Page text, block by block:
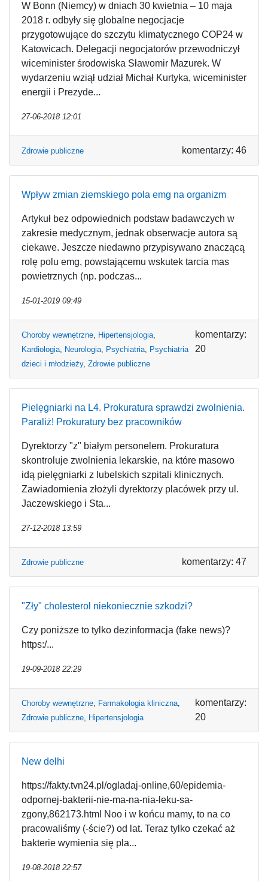
W Bonn (Niemcy) w dniach 30 kwietnia – 10 maja
2018 r. odbyły się globalne negocjacje
przygotowujące do szczytu klimatycznego COP24 w
Katowicach. Delegacji negocjatorów przewodniczył
wiceminister środowiska Sławomir Mazurek. W
wydarzeniu wziął udział Michał Kurtyka, wiceminister
energii i Prezyde...
27-06-2018 12:01
Zdrowie publiczne komentarzy: 46
Wpływ zmian ziemskiego pola emg na organizm
Artykuł bez odpowiednich podstaw badawczych w
zakresie medycznym, jednak obserwacje autora są
ciekawe. Jeszcze niedawno przypisywano znaczącą
rolę polu emg, powstającemu wskutek tarcia mas
powietrznych (np. podczas...
15-01-2019 09:49
Choroby wewnętrzne, Hipertensjologia,
Kardiologia, Neurologia, Psychiatria, Psychiatria
dzieci i młodzieży, Zdrowie publiczne
komentarzy:
20
Pielęgniarki na L4. Prokuratura sprawdzi zwolnienia.
Paraliż! Prokuratury bez pracowników
Dyrektorzy "z" białym personelem. Prokuratura
skontroluje zwolnienia lekarskie, na które masowo
idą pielęgniarki z lubelskich szpitali klinicznych.
Zawiadomienia złożyli dyrektorzy placówek przy ul.
Jaczewskiego i Sta...
27-12-2018 13:59
Zdrowie publiczne komentarzy: 47
"Zły" cholesterol niekoniecznie szkodzi?
Czy poniższe to tylko dezinformacja (fake news)?
https:/...
19-09-2018 22:29
Choroby wewnętrzne, Farmakologia kliniczna,
Zdrowie publiczne, Hipertensjologia
komentarzy:
20
New delhi
https://fakty.tvn24.pl/ogladaj-online,60/epidemia-
odpornej-bakterii-nie-ma-na-nia-leku-sa-
zgony,862173.html Noo i w końcu mamy, to na co
pracowaliśmy (-ście?) od lat. Teraz tylko czekać aż
bakterie wymienia się pla...
19-08-2018 22:57